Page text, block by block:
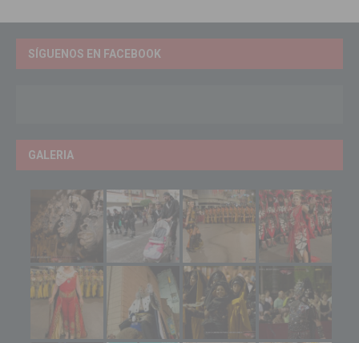
SÍGUENOS EN FACEBOOK
GALERIA